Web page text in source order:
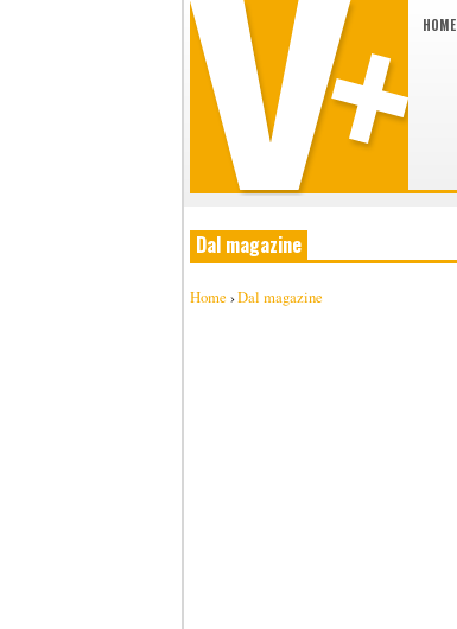
HOME
Dal magazine
Home ›Dal magazine